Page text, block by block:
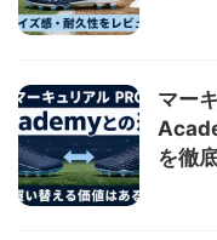
マー
を徹